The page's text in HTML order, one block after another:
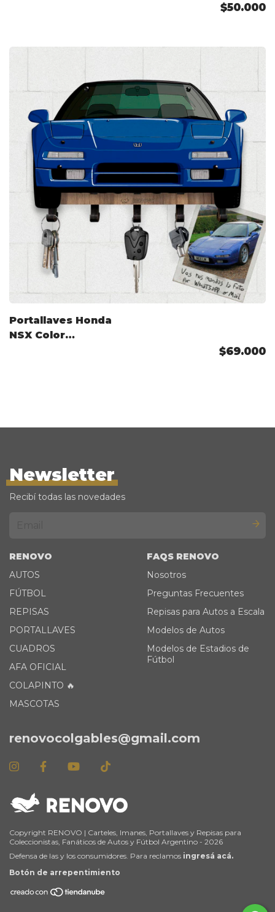
$50.000
Portallaves Honda
NSX Color
$69.000
Newsletter
Recibí todas las novedades
RENOVO
AUTOS
FÚTBOL
REPISAS
PORTALLAVES
CUADROS
AFA OFICIAL
COLAPINTO 🔥
MASCOTAS
FAQS RENOVO
Nosotros
Preguntas Frecuentes
Repisas para Autos a Escala
Modelos de Autos
Modelos de Estadios de
Fútbol
renovocolgables@gmail.com
Copyright RENOVO | Carteles, Imanes, Portallaves y Repisas para
Coleccionistas, Fanáticos de Autos y Fútbol Argentino - 2026
Defensa de las y los consumidores. Para reclamos ingresá acá.
Botón de arrepentimiento